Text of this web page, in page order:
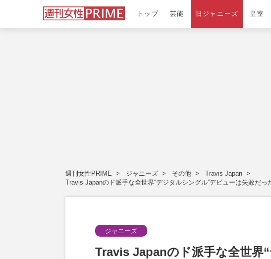
トップ 芸能 旧ジャニーズ 皇室
週刊女性PRIME ジャニーズ その他
Travis Japan
Travis Japanのド派手な全世界“デジタルシングル”デビューは失敗だ
ジャニーズ
Travis Japanのド派手な全世界